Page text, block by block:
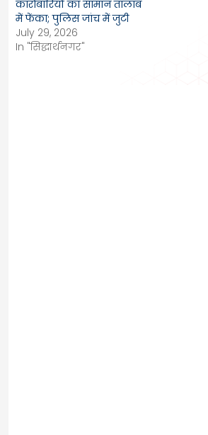
कारोबारियों का सामान तालाब
में फेंका; पुलिस जांच में जुटी
July 29, 2026
In "सिद्धार्थनगर"